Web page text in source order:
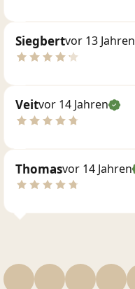
Siegbertvor 13 Jahren
Veitvor 14 Jahren
Thomasvor 14 Jahren